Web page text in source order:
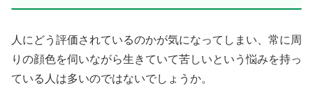
人にどう評価されているのかが気になってしまい、常に周
りの顔色を伺いながら生きていて苦しいという悩みを持っ
ている人は多いのではないでしょうか。